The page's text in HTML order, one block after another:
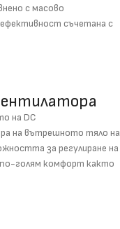
с масово
съчетана с
на DC
на вътрешното тяло на
за регулиране на
голям комфорт както